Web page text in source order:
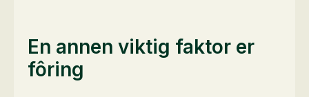
En annen viktig faktor er
fôring